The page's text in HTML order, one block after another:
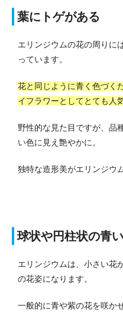
葉にトゲがある
エリンジウムの花の周りに
っています。
花と同じように青く色づく
イフラワーとしてとても人
野性的な見た目ですが、品
い色に見え艶やかに。
独特な造形美がエリンジウ
球状や円柱状の青
エリンジウムは、小さい花
の花姿になります。
一般的に青や紫の花を咲か